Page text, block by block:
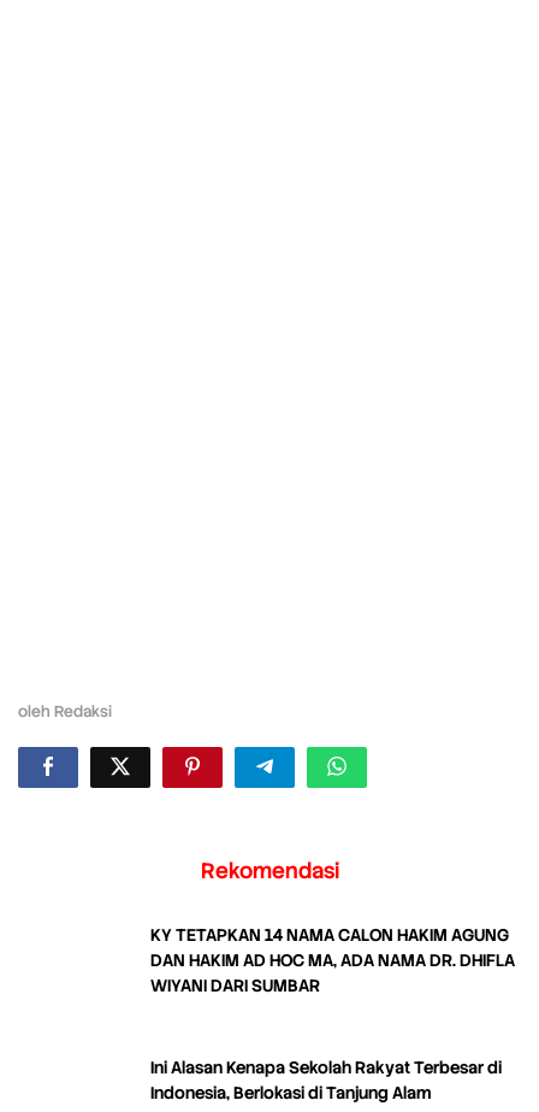
oleh Redaksi
Rekomendasi
KY TETAPKAN 14 NAMA CALON HAKIM AGUNG
DAN HAKIM AD HOC MA, ADA NAMA DR. DHIFLA
WIYANI DARI SUMBAR
Ini Alasan Kenapa Sekolah Rakyat Terbesar di
Indonesia, Berlokasi di Tanjung Alam